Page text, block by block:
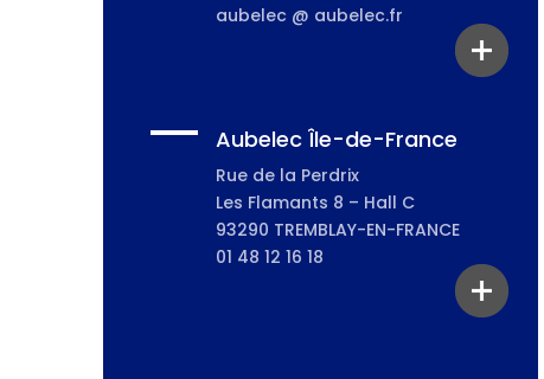
aubelec @ aubelec.fr
Aubelec Île-de-France
Rue de la Perdrix
Les Flamants 8 – Hall C
93290 TREMBLAY-EN-FRANCE
01 48 12 16 18